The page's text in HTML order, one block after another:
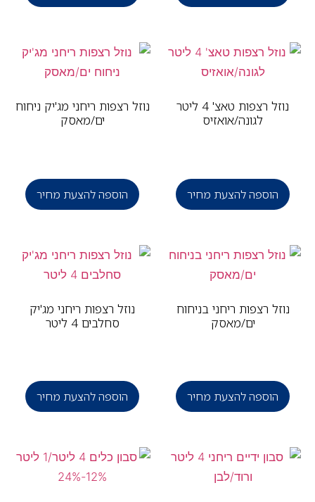
נוזל רצפות טאצ' 4 ליטר
לגונה/אואזיס
הוספה להצעת מחיר
נוזל רצפות ריחני מג'יק ניחוח
ים/מאסק
הוספה להצעת מחיר
רצפות ריחני בניחוח
ים/מאסק
הוספה להצעת מחיר
נוזל רצפות ריחני מג'יק
סחלבים 4 ליטר
הוספה להצעת מחיר